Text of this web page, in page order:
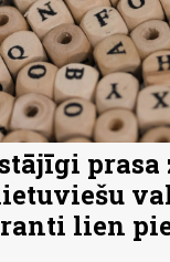
prasa
lien